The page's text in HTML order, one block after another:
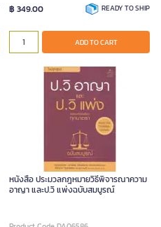
฿ 349.00 READY TO SHIP
ADD TO CART
หนังสือ ประมวลกฎหมายวิธีพิจารณาความ
อาญา และป.วิ แพ่งฉบับสมบูรณ์